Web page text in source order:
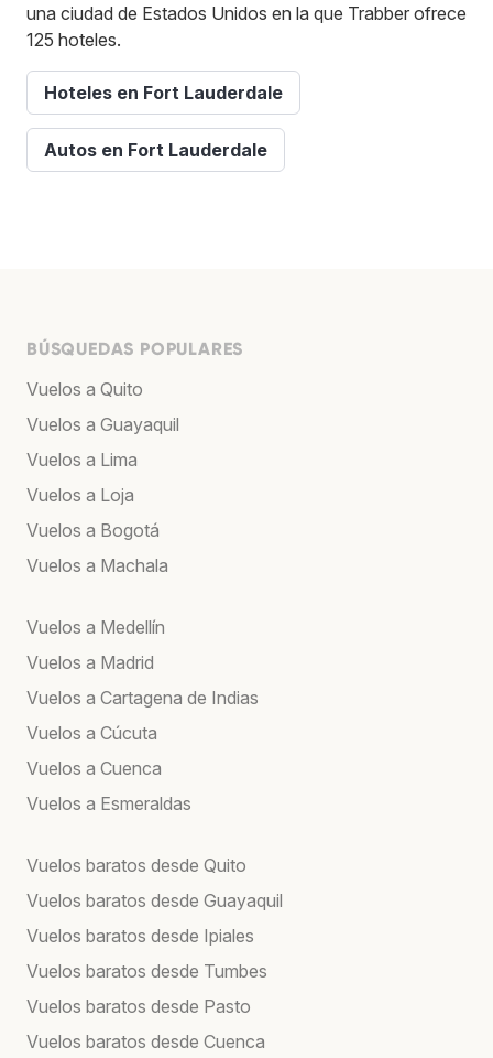
una ciudad de Estados Unidos en la que Trabber ofrece
125 hoteles.
Hoteles en Fort Lauderdale
Autos en Fort Lauderdale
BÚSQUEDAS POPULARES
Vuelos a Quito
Vuelos a Guayaquil
Vuelos a Lima
Vuelos a Loja
Vuelos a Bogotá
Vuelos a Machala
Vuelos a Medellín
Vuelos a Madrid
Vuelos a Cartagena de Indias
Vuelos a Cúcuta
Vuelos a Cuenca
Vuelos a Esmeraldas
Vuelos baratos desde Quito
Vuelos baratos desde Guayaquil
Vuelos baratos desde Ipiales
Vuelos baratos desde Tumbes
Vuelos baratos desde Pasto
Vuelos baratos desde Cuenca